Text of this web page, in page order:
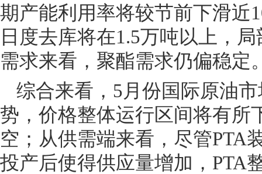
期产能利用率将较节前下滑近
日度去库将在1.5万吨以上，
需求来看，聚酯需求仍偏稳定
综合来看，5月份国际原油
势，价格整体运行区间将有所
空；从供需端来看，尽管PTA
投产后使得供应量增加，PTA